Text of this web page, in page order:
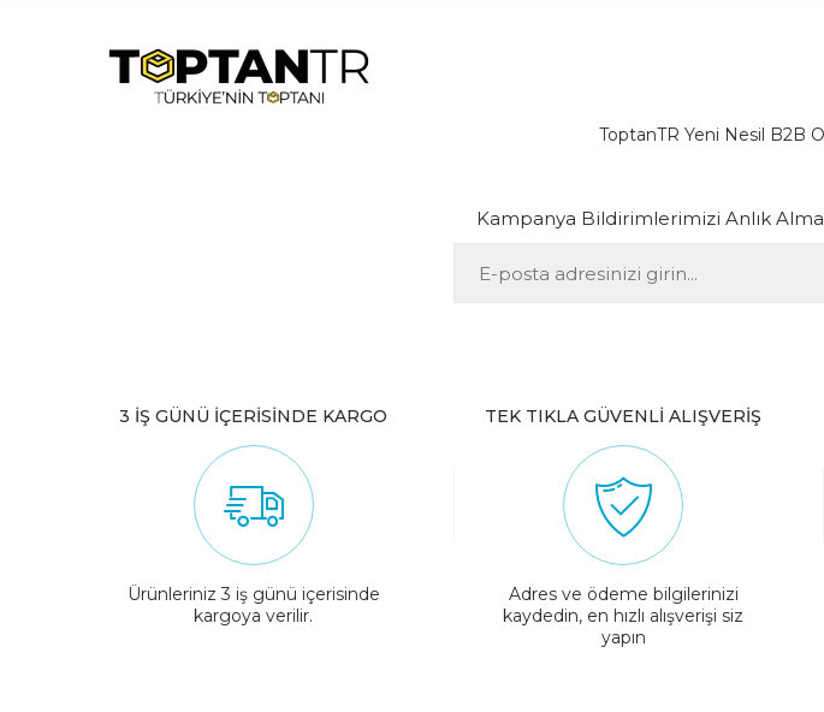
ToptanTR Yeni Nesil B2B
Kampanya Bildirimlerimizi Anlık
3 İŞ GÜNÜ İÇERİSİNDE KARGO
Ürünleriniz 3 iş günü içerisinde
kargoya verilir.
TEK TIKLA GÜVENLİ ALIŞVERİŞ
Adres ve ödeme bilgilerinizi
kaydedin, en hızlı alışverişi siz
yapın